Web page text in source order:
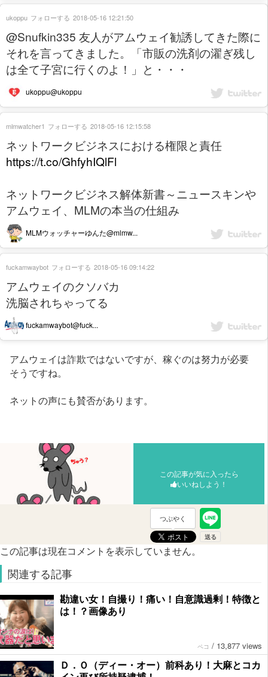
@Snufkin335 友人がアムウェイ勧誘してきた際に
それを言ってきました。「市販の洗剤の濯ぎ残し
は全て子宮に行くのよ！」と・・・
ukoppu@ukoppu
ukoppu フォローする 2018-05-16 12:21:50
ネットワークビジネスにおける権限と責任
https://t.co/GhfyhIQlFl
ネットワークビジネス解体新書～ニュースキンや
アムウェイ、MLMの本当の仕組み
MLMウォッチャーゆんた@mlmw...
mlmwatcher1 フォローする 2018-05-16 12:15:58
アムウェイのクソバカ
洗脳されちゃってる
fuckamwaybot@fuck...
fuckamwaybot フォローする 2018-05-16 09:14:22
アムウェイは詐欺ではないですが、稼ぐのは努力が必要
そうですね。
ネットの声にも賛否があります。
この記事が気に入ったら
いいねしよう！
つぶやく
この記事は現在コメントを表示していません。
関連する記事
勘違い女！自撮り！痛い！自意識過剰！特徴と
は！？画像あり
ペコ / 13,877 views
Ｄ．Ｏ（ディー・オー）前科あり！大麻とコカ